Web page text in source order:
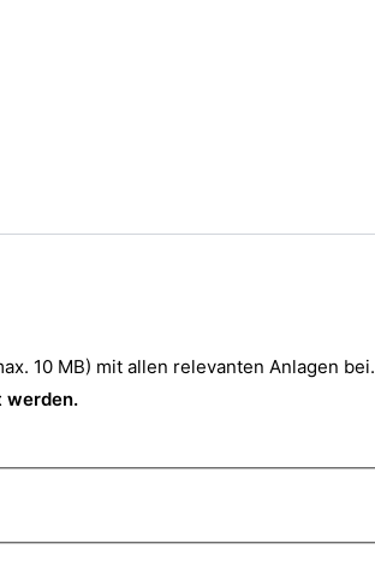
10 MB) mit allen relevanten Anlagen bei.
werden.